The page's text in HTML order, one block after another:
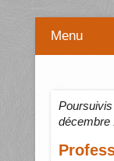
Menu
décembre